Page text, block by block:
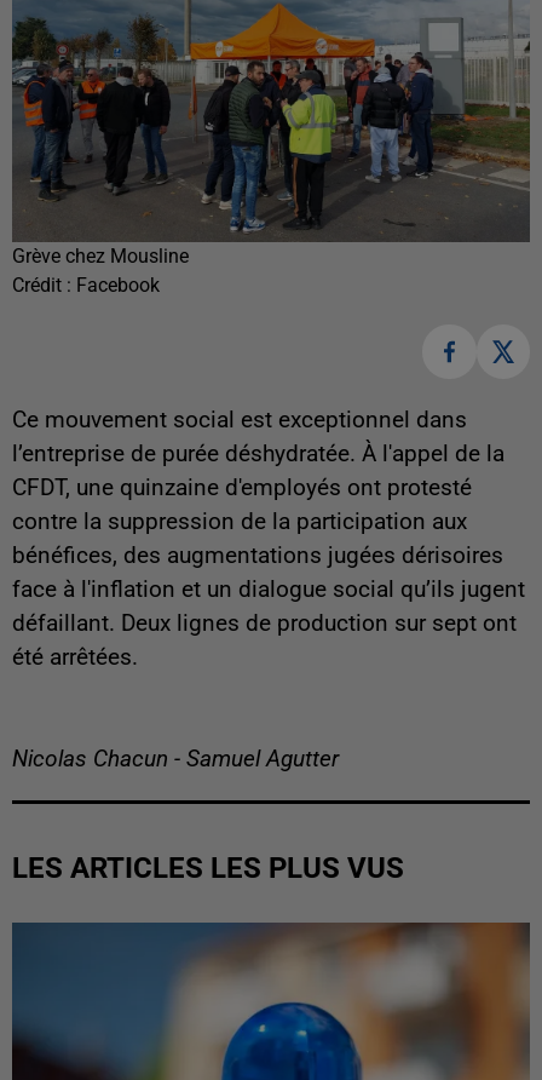
Grève chez Mousline
Crédit : Facebook
Ce mouvement social est exceptionnel dans
l’entreprise de purée déshydratée. À l'appel de la
CFDT, une quinzaine d'employés ont protesté
contre la suppression de la participation aux
bénéfices, des augmentations jugées dérisoires
face à l'inflation et un dialogue social qu’ils jugent
défaillant. Deux lignes de production sur sept ont
été arrêtées.
Nicolas Chacun - Samuel Agutter
LES ARTICLES LES PLUS VUS